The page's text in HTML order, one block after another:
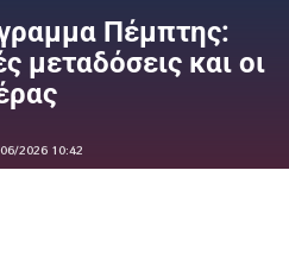
Πέμπτης:
μεταδόσεις και οι
2026 10:42